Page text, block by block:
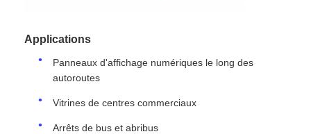
Applications
Panneaux d'affichage numériques le long des
autoroutes
Vitrines de centres commerciaux
Arrêts de bus et abribus